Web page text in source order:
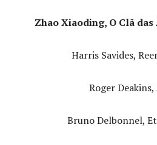
Zhao Xiaoding, O Clã das
Harris Savides,
Roger
Bruno Delbonnel,